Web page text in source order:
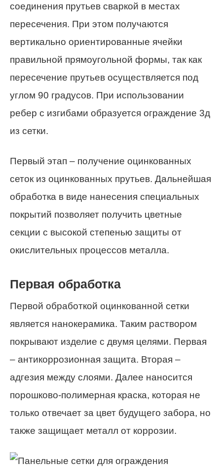
соединения прутьев сваркой в местах
пересечения. При этом получаются
вертикально ориентированные ячейки
правильной прямоугольной формы, так как
пересечение прутьев осуществляется под
углом 90 градусов. При использовании
ребер с изгибами образуется ограждение 3д
из сетки.
Первый этап – получение оцинкованных
сеток из оцинкованных прутьев. Дальнейшая
обработка в виде нанесения специальных
покрытий позволяет получить цветные
секции с высокой степенью защиты от
окислительных процессов металла.
Первая обработка
Первой обработкой оцинкованной сетки
является нанокерамика. Таким раствором
покрывают изделие с двумя целями. Первая
– антикоррозионная защита. Вторая –
адгезия между слоями. Далее наносится
порошково-полимерная краска, которая не
только отвечает за цвет будущего забора, но
также защищает металл от коррозии.